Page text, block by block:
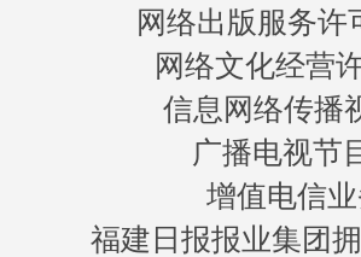
网络出版服务
网络文化经营
信息网络传播
广播电视节
增值电信
福建日报报业集团